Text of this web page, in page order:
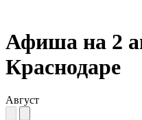
Афиша на 2
Краснодаре
Август